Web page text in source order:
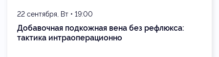
22 сентября, Вт • 19:00
Добавочная подкожная вена без рефлюкса:
тактика интраоперационно